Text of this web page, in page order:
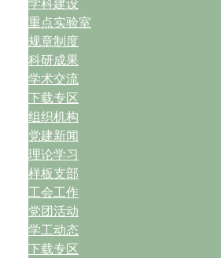
重点实验室
规章制度
科研成果
学术交流
下载专区
组织机构
党建新闻
理论学习
样板支部
工会工作
党团活动
学工动态
下载专区